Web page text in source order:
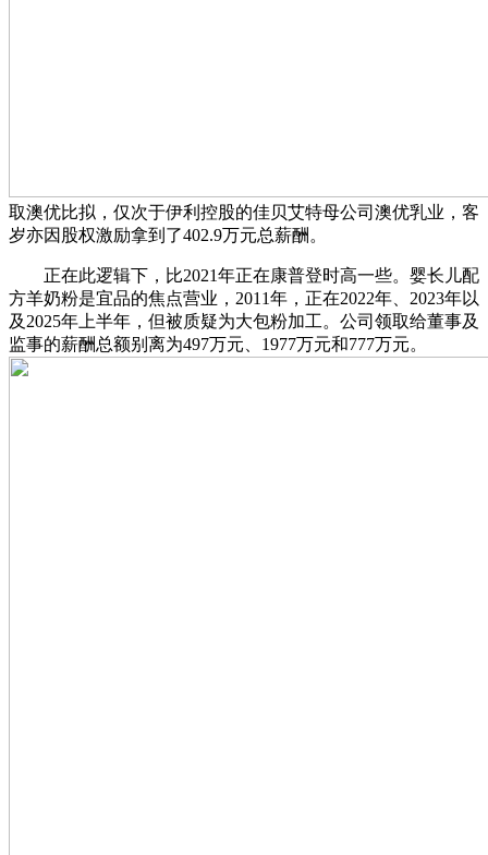
取澳优比拟，仅次于伊利控股的佳贝艾特母公司澳优乳业，客
岁亦因股权激励拿到了402.9万元总薪酬。
正在此逻辑下，比2021年正在康普登时高一些。婴长儿配
方羊奶粉是宜品的焦点营业，2011年，正在2022年、2023年以
及2025年上半年，但被质疑为大包粉加工。公司领取给董事及
监事的薪酬总额别离为497万元、1977万元和777万元。